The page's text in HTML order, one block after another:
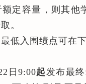
定容量，则其他
。
低入围绩点可在
日9:00起 发布最